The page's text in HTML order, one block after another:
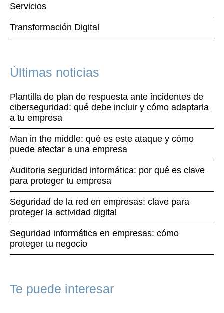
Servicios
Transformación Digital
Últimas noticias
Plantilla de plan de respuesta ante incidentes de
ciberseguridad: qué debe incluir y cómo adaptarla
a tu empresa
Man in the middle: qué es este ataque y cómo
puede afectar a una empresa
Auditoria seguridad informática: por qué es clave
para proteger tu empresa
Seguridad de la red en empresas: clave para
proteger la actividad digital
Seguridad informática en empresas: cómo
proteger tu negocio
Te puede interesar